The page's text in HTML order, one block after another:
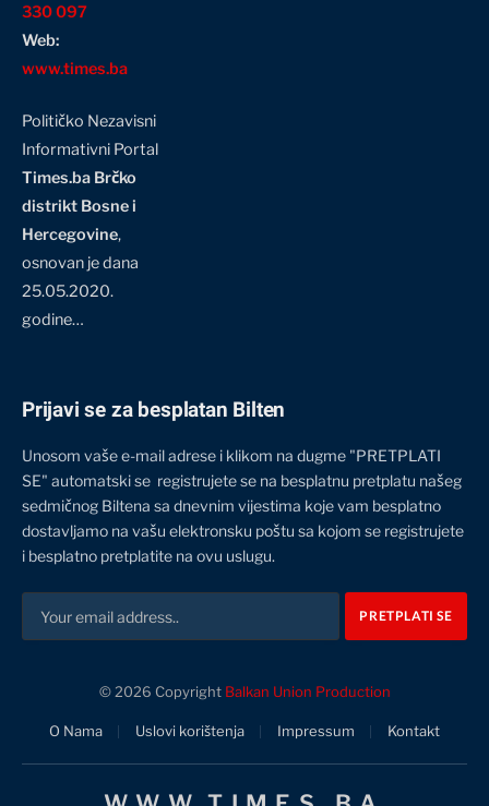
330 097
Web:
www.times.ba
Političko Nezavisni
Informativni Portal
Times.ba Brčko
distrikt Bosne i
Hercegovine,
osnovan je dana
25.05.2020.
godine…
Prijavi se za besplatan Bilten
Unosom vaše e-mail adrese i klikom na dugme "PRETPLATI
SE" automatski se registrujete se na besplatnu pretplatu našeg
sedmičnog Biltena sa dnevnim vijestima koje vam besplatno
dostavljamo na vašu elektronsku poštu sa kojom se registrujete
i besplatno pretplatite na ovu uslugu.
© 2026 Copyright Balkan Union Production
O Nama Uslovi korištenja Impressum Kontakt